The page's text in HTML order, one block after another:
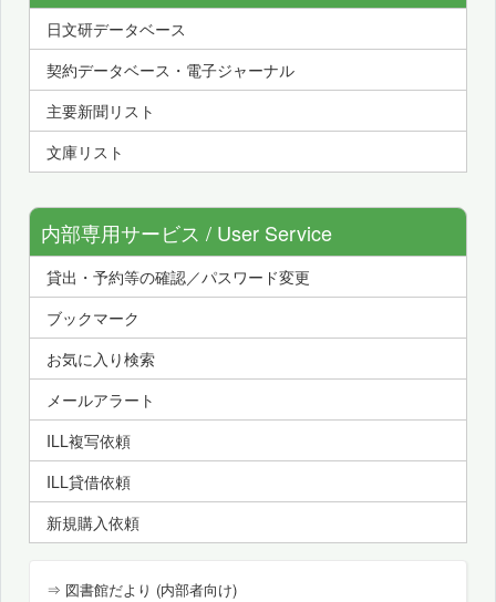
日文研データベース
契約データベース・電子ジャーナル
主要新聞リスト
文庫リスト
内部専用サービス / User Service
貸出・予約等の確認／パスワード変更
ブックマーク
お気に入り検索
メールアラート
ILL複写依頼
ILL貸借依頼
新規購入依頼
⇒ 図書館だより (内部者向け)